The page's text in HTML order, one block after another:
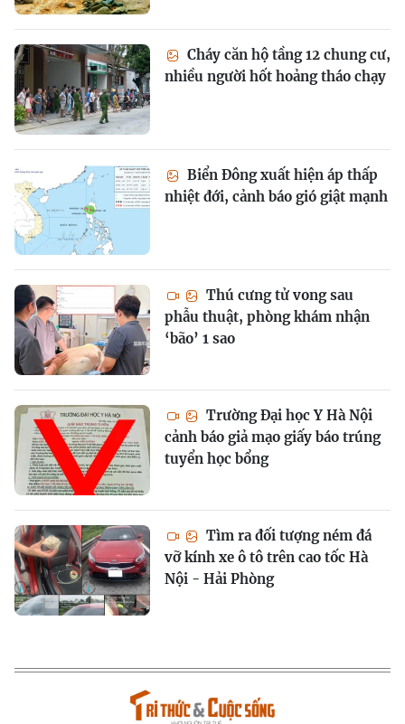
Cháy căn hộ tầng 12 chung cư,
nhiều người hốt hoảng tháo chạy
Biển Đông xuất hiện áp thấp
nhiệt đới, cảnh báo gió giật mạnh
Thú cưng tử vong sau
phẫu thuật, phòng khám nhận
‘bão’ 1 sao
Trường Đại học Y Hà Nội
cảnh báo giả mạo giấy báo trúng
tuyển học bổng
Tìm ra đối tượng ném đá
vỡ kính xe ô tô trên cao tốc Hà
Nội - Hải Phòng